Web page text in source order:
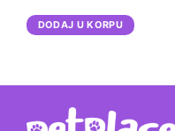
DODAJ U KORPU